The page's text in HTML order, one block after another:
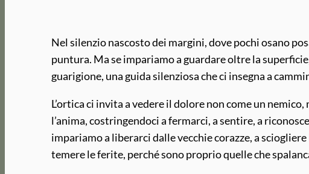
Nel silenzio nascosto dei margini, dove pochi osano
puntura. Ma se impariamo a guardare oltre la
guarigione, una guida silenziosa che ci insegna a
L’ortica ci invita a vedere il dolore non come un
l’anima, costringendoci a fermarci, a sentire, a
impariamo a liberarci dalle vecchie corazze, a
temere le ferite, perché sono proprio quelle che